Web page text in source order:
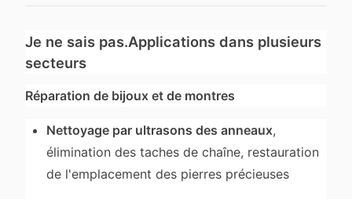
Je ne sais pas.Applications dans plusieurs
secteurs
Réparation de bijoux et de montres
Nettoyage par ultrasons des anneaux,
élimination des taches de chaîne, restauration
de l'emplacement des pierres précieuses